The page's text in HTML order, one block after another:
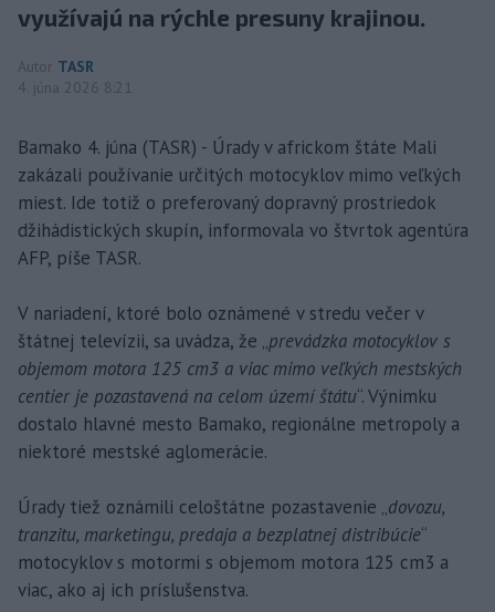
využívajú na rýchle presuny krajinou.
Autor TASR
4. júna 2026 8:21
Bamako 4. júna (TASR) - Úrady v africkom štáte Mali
zakázali používanie určitých motocyklov mimo veľkých
miest. Ide totiž o preferovaný dopravný prostriedok
džihádistických skupín, informovala vo štvrtok agentúra
AFP, píše TASR.
V nariadení, ktoré bolo oznámené v stredu večer v
štátnej televízii, sa uvádza, že „prevádzka motocyklov s
objemom motora 125 cm3 a viac mimo veľkých mestských
centier je pozastavená na celom území štátu“. Výnimku
dostalo hlavné mesto Bamako, regionálne metropoly a
niektoré mestské aglomerácie.
Úrady tiež oznámili celoštátne pozastavenie „dovozu,
tranzitu, marketingu, predaja a bezplatnej distribúcie“
motocyklov s motormi s objemom motora 125 cm3 a
viac, ako aj ich príslušenstva.